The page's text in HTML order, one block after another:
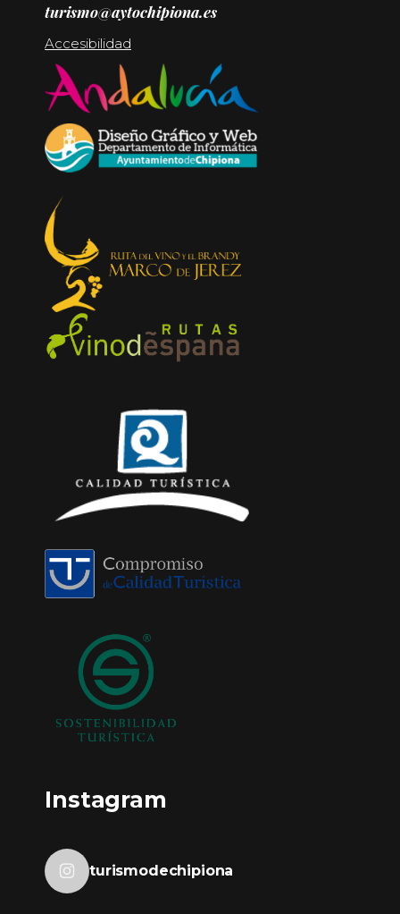
turismo@aytochipiona.es
Accesibilidad
Instagram
turismodechipiona